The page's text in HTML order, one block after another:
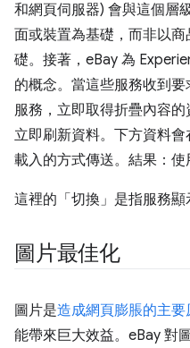
和網頁伺服器) 會與這個層
面或裝置為基礎，而非以
礎。接著，eBay 為
的概念。當這些服務收到
服務，立即取得折疊內容
立即刷新資料。下方資料
載入的方式傳送。結果：使
這裡的「切換」是指服務顯
圖片最佳化
圖片是造成網頁膨脹的主要
能帶來巨大效益。eBay 對